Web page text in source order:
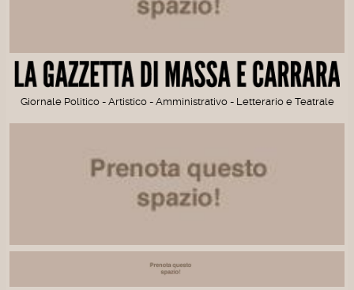
Giornale Politico - Artistico - Amministrativo - Letterario e Teatrale